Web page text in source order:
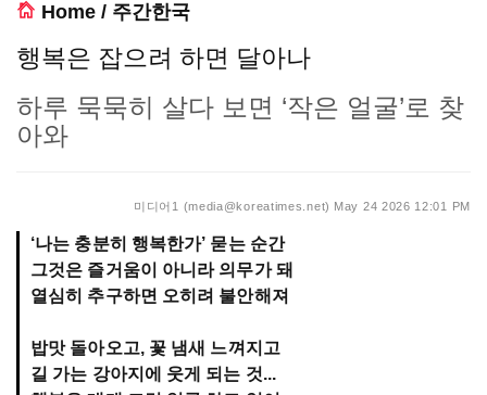
Home / 주간한국
행복은 잡으려 하면 달아나
하루 묵묵히 살다 보면 ‘작은 얼굴’로 찾
아와
미디어1 (media@koreatimes.net) May 24 2026 12:01 PM
‘나는 충분히 행복한가’ 묻는 순간
그것은 즐거움이 아니라 의무가 돼
열심히 추구하면 오히려 불안해져
밥맛 돌아오고, 꽃 냄새 느껴지고
길 가는 강아지에 웃게 되는 것...